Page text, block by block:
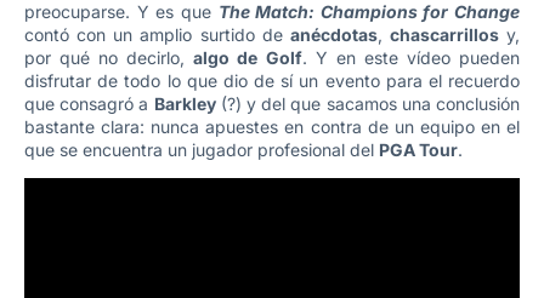
preocuparse. Y es que The Match: Champions for Change
contó con un amplio surtido de anécdotas, chascarrillosy,
por qué no decirlo,algo de Golf. Y en este vídeo pueden
disfrutar de todo lo que dio de sí un evento para el recuerdo
que consagró a Barkley(?) y del que sacamos una conclusión
bastante clara: nunca apuestes en contra de un equipo en el
que se encuentra un jugador profesional del PGA Tour.